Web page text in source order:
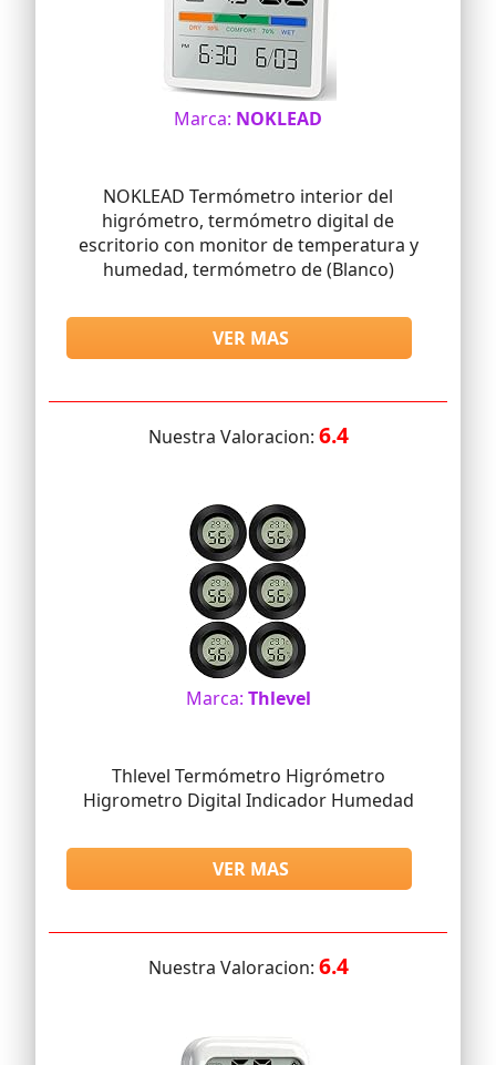
Marca: NOKLEAD
NOKLEAD Termómetro interior del
higrómetro, termómetro digital de
escritorio con monitor de temperatura y
humedad, termómetro de (Blanco)
VER MAS
Nuestra Valoracion: 6.4
Marca: Thlevel
Thlevel Termómetro Higrómetro
Higrometro Digital Indicador Humedad
VER MAS
Nuestra Valoracion: 6.4